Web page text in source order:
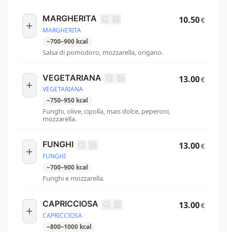
MARGHERITA
MARGHERITA
~700–900 kcal
Salsa di pomodoro, mozzarella, origano.
10.50€
VEGETARIANA
VEGETARIANA
~750–950 kcal
Funghi, olive, cipolla, mais dolce, peperoni,
mozzarella.
13.00€
FUNGHI
FUNGHI
~700–900 kcal
Funghi e mozzarella.
13.00€
CAPRICCIOSA
CAPRICCIOSA
~800–1000 kcal
13.00€